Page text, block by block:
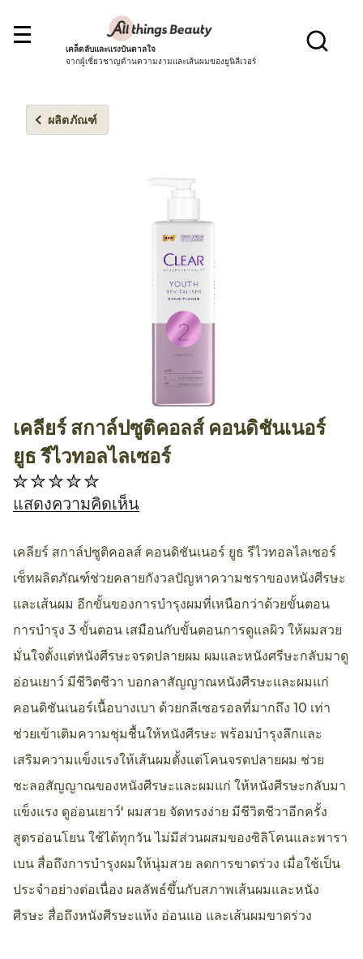
เคล็ดลับและแรงบันดาลใจ
จากผู้เชี่ยวชาญด้านความงามและเส้นผมของยูนิลีเวอร์
ผลิตภัณฑ์
เคลียร์ สกาล์ปซูติคอลส์ คอนดิชันเนอร์
ยูธ รีไวทอลไลเซอร์
ไม่มี
การ
คะแนน
product
นี้
แสดงความคิดเห็น
เคลียร์ สกาล์ปซูติคอลส์ คอนดิชันเนอร์ ยูธ รีไวทอลไลเซอร์
เซ็ทผลิตภัณฑ์ช่วยคลายกังวลปัญหาความชราของหนังศีรษะ
และเส้นผม อีกขั้นของการบำรุงผมที่เหนือกว่าด้วยขั้นตอน
การบำรุง 3 ขั้นตอน เสมือนกับขั้นตอนการดูแลผิว ให้ผมสวย
มั่นใจตั้งแต่หนังศีรษะจรดปลายผม ผมและหนังศรีษะกลับมาดู
อ่อนเยาว์ มีชีวิตชีวา บอกลาสัญญาณหนังศีรษะและผมแก่
คอนดิชันเนอร์เนื้อบางเบา ด้วยกลีเซอรอลที่มากถึง 10 เท่า
ช่วยเข้าเติมความชุ่มชื้นให้หนังศีรษะ พร้อมบำรุงลึกและ
เสริมความแข็งแรงให้เส้นผมตั้งแต่โคนจรดปลายผม ช่วย
ชะลอสัญญาณของหนังศีรษะและผมแก่ ให้หนังศีรษะกลับมา
แข็งแรง ดูอ่อนเยาว์' ผมสวย จัดทรงง่าย มีชีวิตชีวาอีกครั้ง
สูตรอ่อนโยน ใช้ได้ทุกวัน ไม่มีส่วนผสมของซิลิโคนและพารา
เบน สื่อถึงการบำรุงผมให้นุ่มสวย ลดการขาดร่วง เมื่อใช้เป็น
ประจำอย่างต่อเนื่อง ผลลัพธ์ขึ้นกับสภาพเส้นผมและหนัง
ศีรษะ สื่อถึงหนังศีรษะแห้ง อ่อนแอ และเส้นผมขาดร่วง